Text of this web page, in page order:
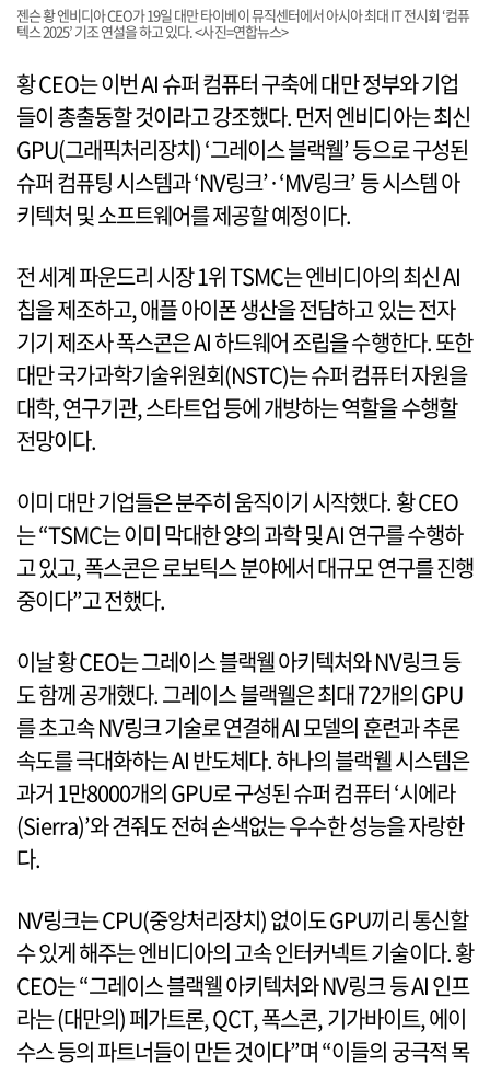
젠슨 황 엔비디아 CEO가 19일 대만 타이베이 뮤직센터에서 아시아 최대 IT 전시회 ‘컴퓨
텍스 2025’ 기조 연설을 하고 있다. <사진=연합뉴스>
황 CEO는 이번 AI 슈퍼 컴퓨터 구축에 대만 정부와 기업
들이 총출동할 것이라고 강조했다. 먼저 엔비디아는 최신
GPU(그래픽처리장치) ‘그레이스 블랙웰’ 등으로 구성된
슈퍼 컴퓨팅 시스템과 ‘NV링크’·‘MV링크’ 등 시스템 아
키텍처 및 소프트웨어를 제공할 예정이다.
전 세계 파운드리 시장 1위 TSMC는 엔비디아의 최신 AI
칩을 제조하고, 애플 아이폰 생산을 전담하고 있는 전자
기기 제조사 폭스콘은 AI 하드웨어 조립을 수행한다. 또한
대만 국가과학기술위원회(NSTC)는 슈퍼 컴퓨터 자원을
대학, 연구기관, 스타트업 등에 개방하는 역할을 수행할
전망이다.
이미 대만 기업들은 분주히 움직이기 시작했다. 황 CEO
는 “TSMC는 이미 막대한 양의 과학 및 AI 연구를 수행하
고 있고, 폭스콘은 로보틱스 분야에서 대규모 연구를 진행
중이다”고 전했다.
이날 황 CEO는 그레이스 블랙웰 아키텍처와 NV링크 등
도 함께 공개했다. 그레이스 블랙웰은 최대 72개의 GPU
를 초고속 NV링크 기술로 연결해 AI 모델의 훈련과 추론
속도를 극대화하는 AI 반도체다. 하나의 블랙웰 시스템은
과거 1만8000개의 GPU로 구성된 슈퍼 컴퓨터 ‘시에라
(Sierra)’와 견줘도 전혀 손색없는 우수한 성능을 자랑한
다.
NV링크는 CPU(중앙처리장치) 없이도 GPU끼리 통신할
수 있게 해주는 엔비디아의 고속 인터커넥트 기술이다. 황
CEO는 “그레이스 블랙웰 아키텍처와 NV링크 등 AI 인프
라는 (대만의) 페가트론, QCT, 폭스콘, 기가바이트, 에이
수스 등의 파트너들이 만든 것이다”며 “이들의 궁극적 목